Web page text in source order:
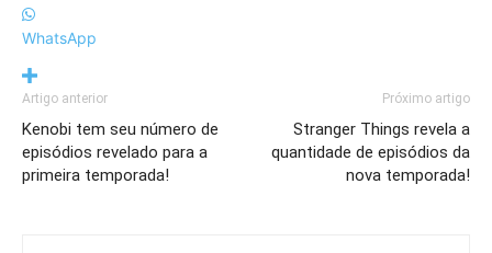
WhatsApp
Artigo anterior
Kenobi tem seu número de
episódios revelado para a
primeira temporada!
Próximo artigo
Stranger Things revela a
quantidade de episódios da
nova temporada!